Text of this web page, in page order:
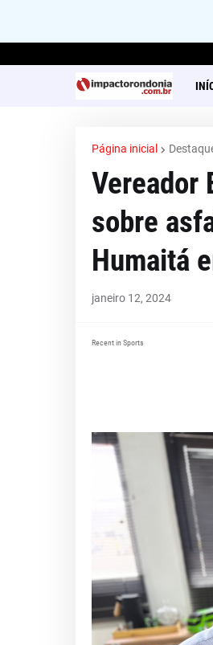
Página inicial
Vereador
sobre
Humaitá
janeiro 12, 2024
Recent in Sports